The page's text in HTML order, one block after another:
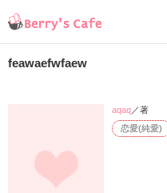
feawaefwfaew
恋愛(純愛)
aqaq／著